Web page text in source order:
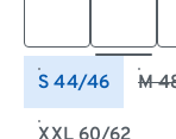
S 44/46 M
XXL 60/62